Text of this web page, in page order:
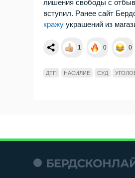
лишения свободы с
вступил. Ранее сайт
кражу украшений из
1 0 0
ДТП НАСИЛИЕ СУД